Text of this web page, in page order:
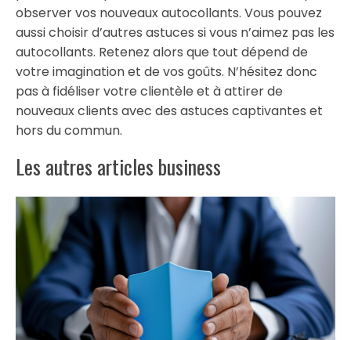
observer vos nouveaux autocollants. Vous pouvez
aussi choisir d’autres astuces si vous n’aimez pas les
autocollants. Retenez alors que tout dépend de
votre imagination et de vos goûts. N’hésitez donc
pas à fidéliser votre clientèle et à attirer de
nouveaux clients avec des astuces captivantes et
hors du commun.
Les autres articles business